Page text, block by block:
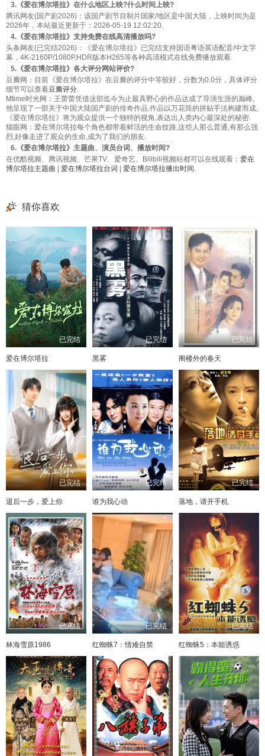
3.《爱在博尔塔拉》在什么地区上映?什么时间上映?
腾讯网友(国产剧2026)：该国产剧节目制片国家/地区是中国大陆，上映时间为是
2026年，本站最近更新于：2026-05-19 12:02:20.
4.《爱在博尔塔拉》支持免费在线高清播放吗?
头条网友(已完结2026)：《爱在博尔塔拉》已完结支持国语粤语英语配音/中文字
幕，4K-2160P/1080P,HDR版本H265等各种高清模式在线免费播放观看.
5.《爱在博尔塔拉》各大评分网站评价?
豆瓣网：目前《爱在博尔塔拉》在豆瓣的评分中等较好，分数为0.0分，具体评分
细节可以查看豆瓣评分.
Mtime时光网：王蕾蕾凭借这部迄今为止最具野心的作品达成了导演生涯的巅峰,
他呈现了一部关于中国大陆国产剧的传奇作品.作品以万花筒的拼贴手法构建而成,
《爱在博尔塔拉》将为观众提供一个独特的视角,表达出人类内心最深处的秘密.
猫眼网：爱在博尔塔拉每个角色都带着鲜活的生命纹路,这些人那么普通,有那么强
烈,好像走进了观众的生命,成为了我们的朋友.
6.《爱在博尔塔拉》主题曲、演员台词、播放时间?
在优酷视频、腾讯视频、芒果TV、爱奇艺、Bilibili视频站都可以在线观看： 爱在
博尔塔拉主题曲
爱在博尔塔拉台词 爱在博尔塔拉播出时间 .
猜你喜欢
已完结
爱在博尔塔拉
已完结
黑雾
已完结
阁楼外的春天
已完结
退后一步，爱上你
已完结
谁为我心动
已完结
落地，请开手机
已完结
林海雪原1986
已完结
红蜘蛛7：情难自禁
已完结
红蜘蛛5：本能诱惑